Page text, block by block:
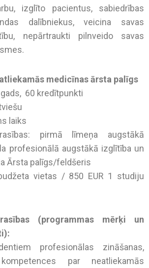
izglīto pacientus, sabiedrības
dalībniekus, veicina savas
nepārtraukti pilnveido savas
medicīnas ārsta palīgs
60 kredītpunkti
laiks
pirmā līmeņa augstākā
profesionālā augstākā izglītība un
Ārsta palīgs/feldšeris
vietas / 850 EUR 1 studiju
(programmas mērķi un
profesionālas zināšanas,
par neatliekamās